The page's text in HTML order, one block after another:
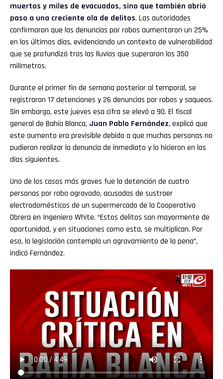
muertos y miles de evacuados, sino que también abrió
paso a una creciente ola de delitos. Las autoridades
confirmaron que las denuncias por robos aumentaron un 25%
en los últimos días, evidenciando un contexto de vulnerabilidad
que se profundizó tras las lluvias que superaron los 350
milímetros.
Durante el primer fin de semana posterior al temporal, se
registraron 17 detenciones y 26 denuncias por robos y saqueos.
Sin embargo, este jueves esa cifra se elevó a 90. El fiscal
general de Bahía Blanca, Juan Pablo Fernández, explicó que
este aumento era previsible debido a que muchas personas no
pudieron realizar la denuncia de inmediato y lo hicieron en los
días siguientes.
Uno de los casos más graves fue la detención de cuatro
personas por robo agravado, acusadas de sustraer
electrodomésticos de un supermercado de la Cooperativa
Obrera en Ingeniero White. “Estos delitos son mayormente de
oportunidad, y en situaciones como esta, se multiplican. Por
eso, la legislación contempla un agravamiento de la pena”,
indicó Fernández.